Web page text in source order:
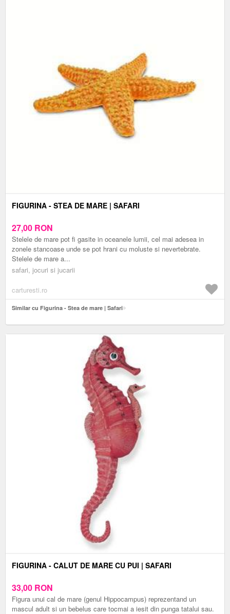
FIGURINA - STEA DE MARE | SAFARI
27,00 RON
Stelele de mare pot fi gasite in oceanele lumii, cel mai adesea in
zonele stancoase unde se pot hrani cu moluste si nevertebrate.
Stelele de mare a...
safari, jocuri si jucarii
carturesti.ro
Similar cu Figurina - Stea de mare | Safari
FIGURINA - CALUT DE MARE CU PUI | SAFARI
33,00 RON
Figura unui cal de mare (genul Hippocampus) reprezentand un
mascul adult si un bebelus care tocmai a iesit din punga tatalui sau.